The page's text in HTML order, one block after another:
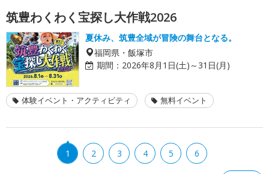
筑豊わくわく宝探し大作戦2026
夏休み、筑豊全域が冒険の舞台となる。
福岡県・飯塚市
期間： 2026年8月1日(土)～31日(月)
体験イベント・アクティビティ 無料イベント
1 2 3 4 5 6